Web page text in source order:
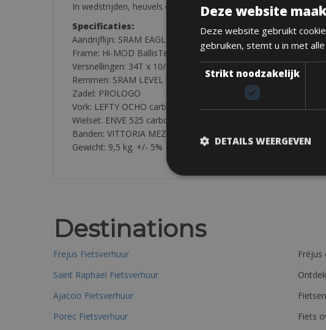
In wedstrijden, heuvels op en af Waar hij voor gebouwd is
Specificaties:
Aandrijflijn: SRAM EAGLE 1X12S
Frame: Hi-MOD BallisTec-koolstof
Versnellingen: 34T x 10/50T
Remmen: SRAM LEVEL ULTIMATE
Zadel: PROLOGO
Vork: LEFTY OCHO carbon
Wielset: ENVE 525 carbon
Banden: VITTORIA MEZCAL 2.25
Gewicht: 9,5 kg. +/- 5%
Destinations
Frejus Fietsverhuur
Fréjus
Saint Raphael Fietsverhuur
Ajaccio Fietsverhuur
Porec Fietsverhuur
Fiets
Deze website
Deze website gebruikt
gebruiken, stemt u in met
Strikt noodzakelijk
DETAILS WEERGEVEN